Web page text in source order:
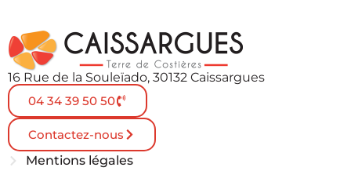
16 Rue de la Souleïado, 30132 Caissargues
04 34 39 50 50
Contactez-nous
Mentions légales